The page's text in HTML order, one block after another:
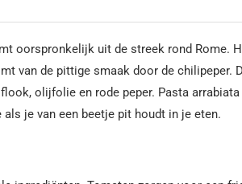
oorspronkelijk uit de streek rond Rome.
van de pittige smaak door de chilipeper.
olijfolie en rode peper. Pasta
je van een beetje pit houdt in je eten.